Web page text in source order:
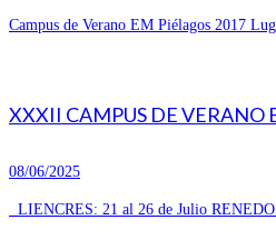
Campus de Verano EM Piélagos 2017
XXXII CAMPUS DE VERANO
08/06/2025
LIENCRES: 21 al 26 de Julio